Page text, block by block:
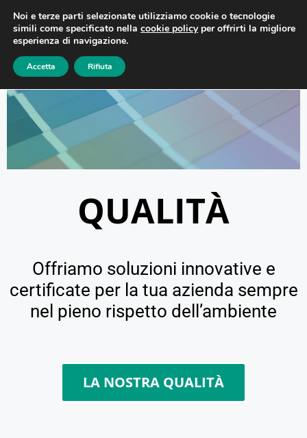
QUALITÀ
Offriamo soluzioni innovative e
certificate per la tua azienda sempre
nel pieno rispetto dell’ambiente
LA NOSTRA QUALITÀ
Noi e terze parti selezionate utilizziamo cookie o tecnologie
simili come specificato nella cookie policyper offrirti la migliore
esperienza di navigazione.
Accetta Rifiuta